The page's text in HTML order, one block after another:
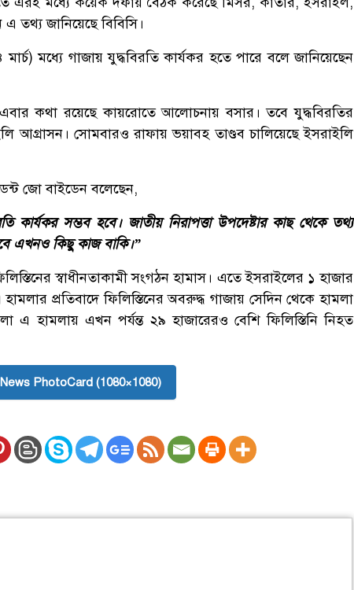
তথ্য জানিয়েছে বিবিসি।
মধ্যে গাজায় যুদ্ধবিরতি কার্যকর হতে পারে বলে জানিয়েছেন
কথা রয়েছে কায়রোতে আলোচনায় বসার। তবে যুদ্ধবিরতির
আগ্রাসন। সোমবারও রাফায় ভয়াবহ তাণ্ডব চালিয়েছে ইসরাইলি
জো বাইডেন বলেছেন,
কার্যকর সম্ভব হবে। জাতীয় নিরাপত্তা উপদেষ্টার কাছ থেকে তথ্য
এখনও কিছু কাজ বাকি।”
স্বাধীনতাকামী সংগঠন হামাস। এতে ইসরাইলের ১ হাজার
প্রতিবাদে ফিলিস্তিনের অবরুদ্ধ গাজায় সেদিন থেকে হামলা
এ হামলায় এখন পর্যন্ত ২৯ হাজারেরও বেশি ফিলিস্তিনি নিহত
PhotoCard (1080×1080)